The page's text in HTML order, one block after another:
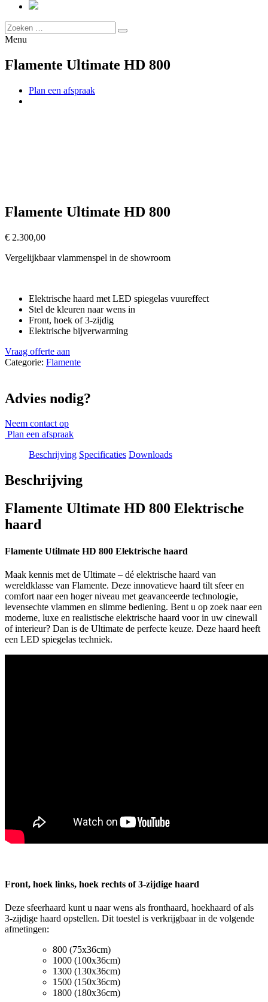
Menu
Flamente Ultimate HD 800
Plan een afspraak
Flamente Ultimate HD 800
€ 2.300,00
Vergelijkbaar vlammenspel in de showroom
Elektrische haard met LED spiegelas vuureffect
Stel de kleuren naar wens in
Front, hoek of 3-zijdig
Elektrische bijverwarming
Vraag offerte aan
Categorie: Flamente
Advies nodig?
Neem contact op
Plan een afspraak
Beschrijving Specificaties Downloads
Beschrijving
Flamente Ultimate HD 800 Elektrische
haard
Flamente Utilmate HD 800 Elektrische haard
Maak kennis met de Ultimate – dé elektrische haard van
wereldklasse van Flamente. Deze innovatieve haard tilt sfeer en
comfort naar een hoger niveau met geavanceerde technologie,
levensechte vlammen en slimme bediening. Bent u op zoek naar een
moderne, luxe en realistische elektrische haard voor in uw cinewall
of interieur? Dan is de Ultimate de perfecte keuze. Deze haard heeft
een LED spiegelas techniek.
Front, hoek links, hoek rechts of 3-zijdige haard
Deze sfeerhaard kunt u naar wens als fronthaard, hoekhaard of als
3-zijdige haard opstellen. Dit toestel is verkrijgbaar in de volgende
afmetingen:
800 (75x36cm)
1000 (100x36cm)
1300 (130x36cm)
1500 (150x36cm)
1800 (180x36cm)